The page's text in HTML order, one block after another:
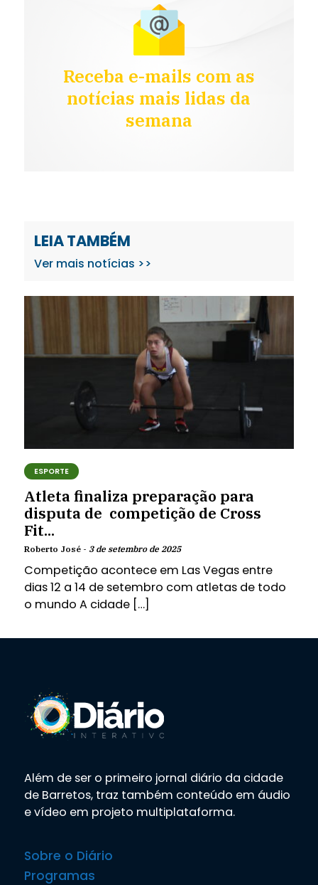
Receba e-mails com as
notícias mais lidas da
semana
LEIA TAMBÉM
Ver mais notícias >>
ESPORTE
Atleta finaliza preparação para
disputa de competição de Cross
Fit...
Roberto José - 3 de setembro de 2025
Competição acontece em Las Vegas entre
dias 12 a 14 de setembro com atletas de todo
o mundo A cidade […]
Além de ser o primeiro jornal diário da cidade
de Barretos, traz também conteúdo em áudio
e vídeo em projeto multiplataforma.
Sobre o Diário
Programas